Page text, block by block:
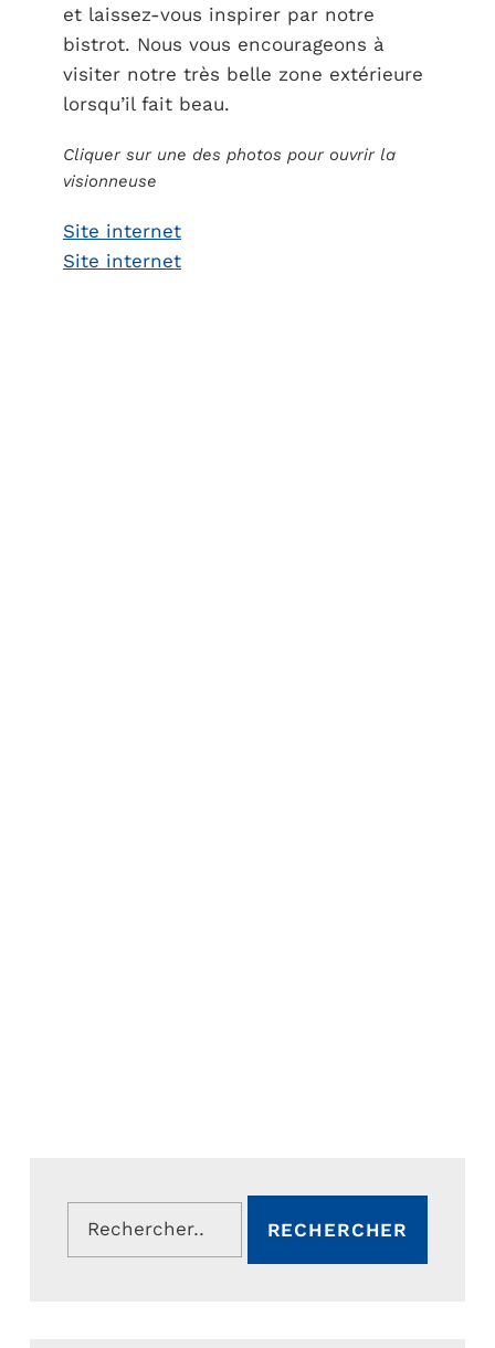
et laissez-vous inspirer par notre
bistrot. Nous vous encourageons à
visiter notre très belle zone extérieure
lorsqu’il fait beau.
Cliquer sur une des photos pour ouvrir la
visionneuse
Site internet
Site internet
Rechercher :